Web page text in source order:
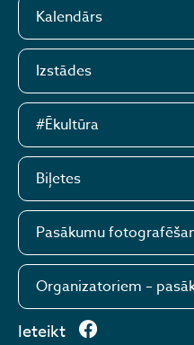
Kalendārs
Izstādes
#Ēkultūra
Biļetes
Pasākumu
Organizatoriem –
Ieteikt